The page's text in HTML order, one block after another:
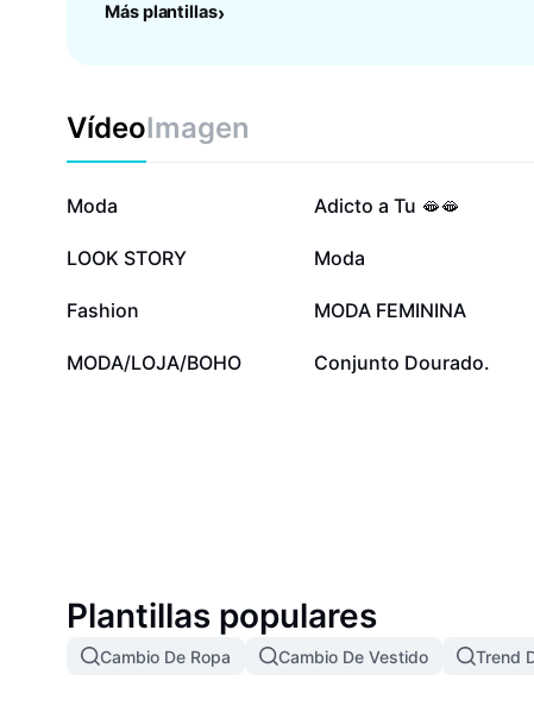
Más plantillas›
VídeoImagen
35,4 mil
Moda 34,4 mil
Adicto a Tu 🫦🫦
2,3 mil
LOOK STORY 1,1 mil
Moda
193
Fashion 188
MODA FEMININA
11
MODA/LOJA/BOHO 2
Conjunto Dourado.
Plantillas populares
Cambio De Ropa Cambio De Vestido Trend